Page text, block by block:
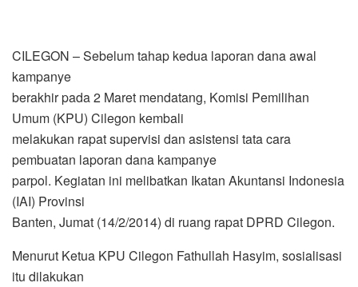
CILEGON – Sebelum tahap kedua laporan dana awal
kampanye
berakhir pada 2 Maret mendatang, Komisi Pemilihan
Umum (KPU) Cilegon kembali
melakukan rapat supervisi dan asistensi tata cara
pembuatan laporan dana kampanye
parpol. Kegiatan ini melibatkan Ikatan Akuntansi Indonesia
(IAI) Provinsi
Banten, Jumat (14/2/2014) di ruang rapat DPRD Cilegon.
Menurut Ketua KPU Cilegon Fathullah Hasyim, sosialisasi
itu dilakukan